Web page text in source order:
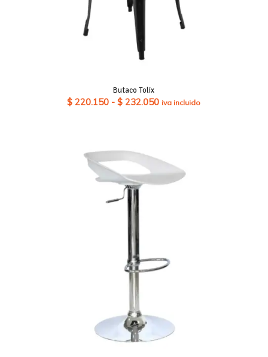
Butaco Tolix
$ 220.150 - $ 232.050Rango
$ 220.150
hasta
$ 232.050
iva incluido